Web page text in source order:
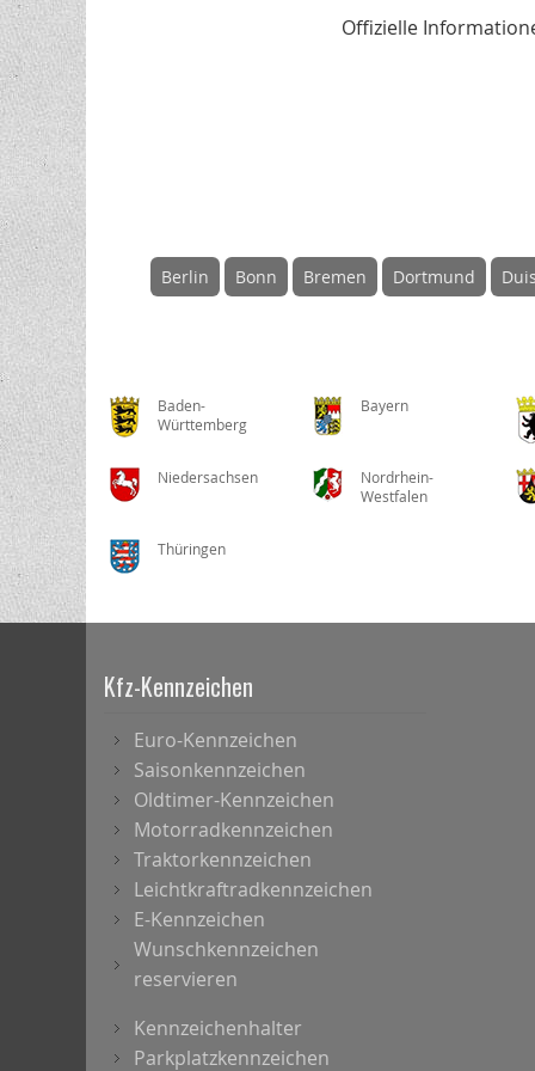
Offizielle
Berlin Bonn Bremen Dortmund
Baden-
Württemberg
Bayern
Niedersachsen
Nordrhein-
Westfalen
Thüringen
Kfz-Kennzeichen
Euro-Kennzeichen
Saisonkennzeichen
Oldtimer-Kennzeichen
Motorradkennzeichen
Traktorkennzeichen
Leichtkraftradkennzeichen
E-Kennzeichen
Wunschkennzeichen
reservieren
Kennzeichenhalter
Parkplatzkennzeichen